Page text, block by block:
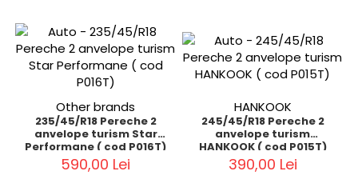
Other brands
235/45/R18 Pereche 2
anvelope turism Star
Performane ( cod P016T)
590,00 Lei
HANKOOK
245/45/R18 Pereche 2
anvelope turism
HANKOOK ( cod P015T)
390,00 Lei